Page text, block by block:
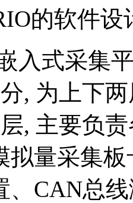
的软件设
入式采集
, 为上下
, 主要负
拟量采集
、CAN总